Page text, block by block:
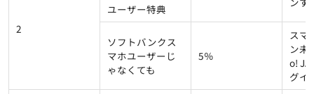
2
ユーザー特典
ソフトバンクス
マホユーザーじ
ゃなくても
5％
スマ
ン未
o!
グイ